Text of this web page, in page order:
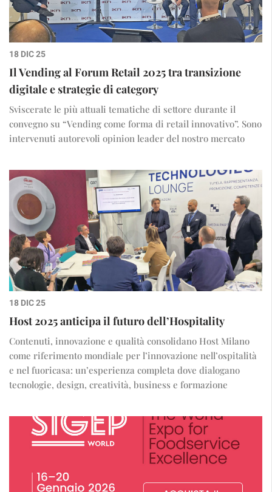
18 DIC 25
Il Vending al Forum Retail 2025 tra transizione
digitale e strategie di category
Sviscerate le più attuali tematiche di settore durante il
convegno su “Vending come forma di retail innovativo”. Sono
intervenuti autorevoli opinion leader del nostro mercato
18 DIC 25
Host 2025 anticipa il futuro dell’Hospitality
Contenuti, innovazione e qualità consolidano Host Milano
come riferimento mondiale per l’innovazione nell’ospitalità
e nel fuoricasa: un’esperienza completa dove dialogano
tecnologie, design, creatività, business e formazione